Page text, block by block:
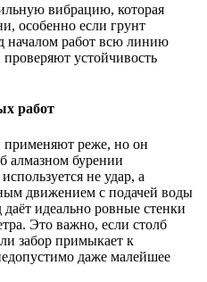
вибрацию, которая
особенно если грунт
началом работ всю линию
устойчивость
работ
применяют реже, но он
алмазном бурении
не удар, а
движением с подачей воды
идеально ровные стенки
Это важно, если столб
забор примыкает к
даже малейшее